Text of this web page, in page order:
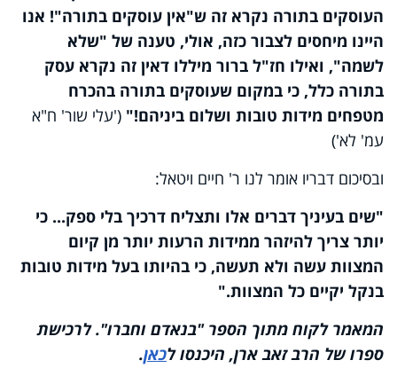
העוסקים בתורה נקרא זה ש"אין עוסקים בתורה"! אנו
היינו מיחסים לצבור כזה, אולי, טענה של "שלא
לשמה", ואילו חז"ל ברור מיללו דאין זה נקרא עסק
בתורה כלל, כי במקום שעוסקים בתורה בהכרח
מטפחים מידות טובות ושלום ביניהם!" ('עלי שור' ח"א
עמ' לא')
ובסיכום דבריו אומר לנו ר' חיים ויטאל:
"שים בעיניך דברים אלו ותצליח דרכיך בלי ספק... כי
יותר צריך להיזהר ממידות הרעות יותר מן קיום
המצוות עשה ולא תעשה, כי בהיותו בעל מידות טובות
בנקל יקיים כל המצוות."
המאמר לקוח מתוך הספר "בנאדם וחברו". לרכישת
ספרו של הרב זאב ארן, היכנסו לכאן.